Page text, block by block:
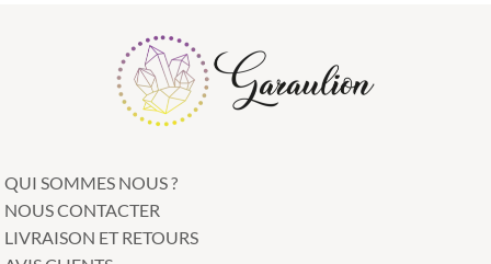
QUI SOMMES NOUS ?
NOUS CONTACTER
LIVRAISON ET RETOURS